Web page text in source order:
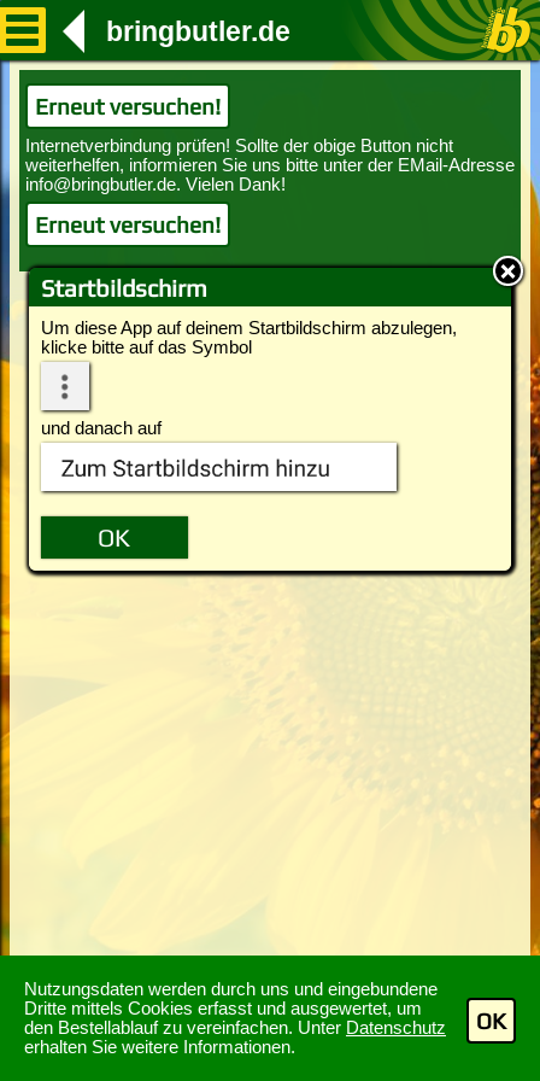
Nutzungsdaten werden durch uns und eingebundene
Dritte mittels Cookies erfasst und ausgewertet, um
den Bestellablauf zu vereinfachen. Unter Datenschutz
erhalten Sie weitere Informationen.
OK
Startbildschirm
Um diese App auf deinem Startbildschirm abzulegen,
klicke bitte auf das Symbol
und danach auf
bringbutler.de
Erneut versuchen!
Erneut versuchen!